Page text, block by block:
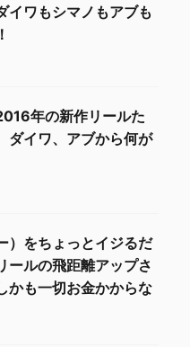
イワもシマノもアブも
年の新作リールた
ダイワ、アブから何が
）をちょっとイジるだ
ールの飛距離アップさ
かも一切お金かからな